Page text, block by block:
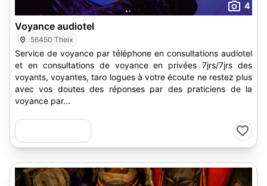
4
Voyance audiotel
56450 Theix
Service de voyance par téléphone en consultations audiotel
et en consultations de voyance en privées 7jrs/7jrs des
voyants, voyantes, taro logues à votre écoute ne restez plus
avec vos doutes des réponses par des praticiens de la
voyance par...